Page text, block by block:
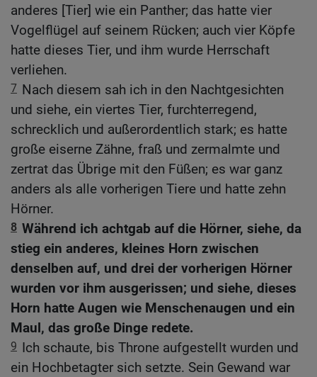
anderes [Tier] wie ein Panther; das hatte vier
Vogelflügel auf seinem Rücken; auch vier Köpfe
hatte dieses Tier, und ihm wurde Herrschaft
verliehen.
7 Nach diesem sah ich in den Nachtgesichten
und siehe, ein viertes Tier, furchterregend,
schrecklich und außerordentlich stark; es hatte
große eiserne Zähne, fraß und zermalmte und
zertrat das Übrige mit den Füßen; es war ganz
anders als alle vorherigen Tiere und hatte zehn
Hörner.
8 Während ich achtgab auf die Hörner, siehe, da
stieg ein anderes, kleines Horn zwischen
denselben auf, und drei der vorherigen Hörner
wurden vor ihm ausgerissen; und siehe, dieses
Horn hatte Augen wie Menschenaugen und ein
Maul, das große Dinge redete.
9 Ich schaute, bis Throne aufgestellt wurden und
ein Hochbetagter sich setzte. Sein Gewand war